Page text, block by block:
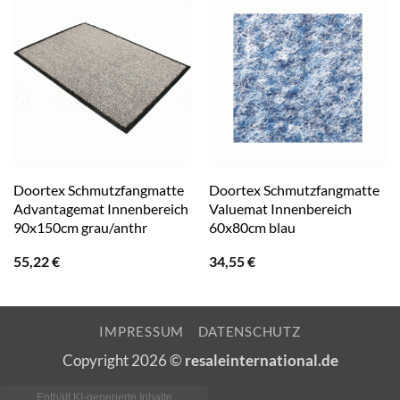
Doortex Schmutzfangmatte
Advantagemat Innenbereich
90x150cm grau/anthr
55,22€
Doortex Schmutzfangmatte
Valuemat Innenbereich
60x80cm blau
34,55€
IMPRESSUM DATENSCHUTZ
Copyright 2026 © resaleinternational.de